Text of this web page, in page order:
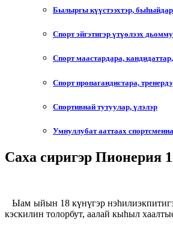
Былыргы күүстээхтэр, быһыйдар
Спорт эйгэтигэр үтүөлээх
Спорт маастардара,
Спорт пропагандистара,
Спортивнай тутуулар, үлэлэр
Умнуллубат ааттаах
Саха сиригэр Пионерия
Ыам ыйын 18 күнүгэр
кэскилин толорбут, аалай кыһыл